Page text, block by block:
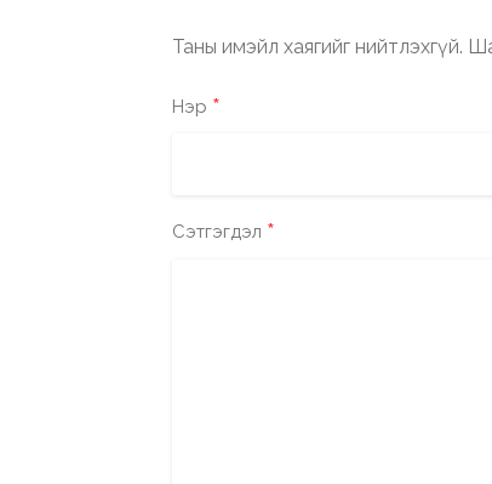
Таны имэйл хаягийг нийтлэхгүй.
Нэр *
Сэтгэгдэл *